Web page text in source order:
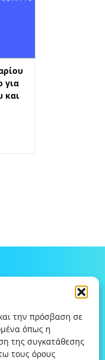
την πρόσβαση σε
όπως η
της συγκατάθεσης
τους όρους
για
και